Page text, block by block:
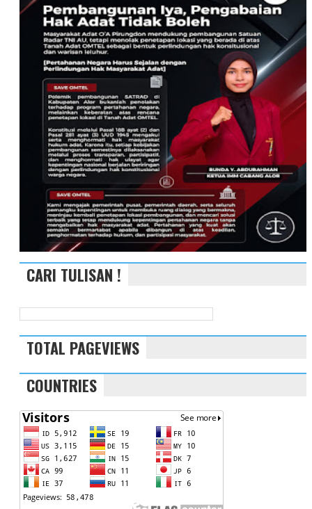
CARI TULISAN !
TOTAL PAGEVIEWS
COUNTRIES